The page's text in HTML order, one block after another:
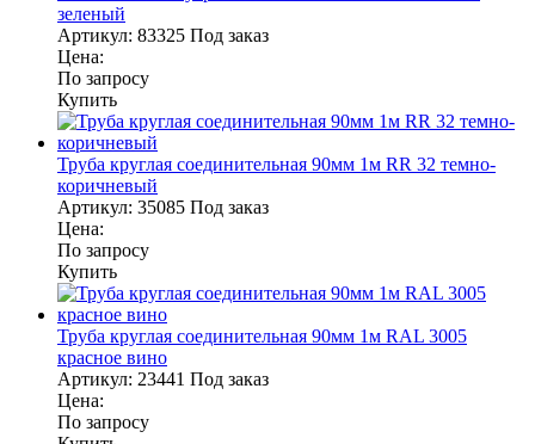
зеленый
Артикул: 83325 Под заказ
Цена:
По запросу
Купить
Труба круглая соединительная 90мм 1м RR 32 темно-
коричневый
Артикул: 35085 Под заказ
Цена:
По запросу
Купить
Труба круглая соединительная 90мм 1м RAL 3005
красное вино
Артикул: 23441 Под заказ
Цена:
По запросу